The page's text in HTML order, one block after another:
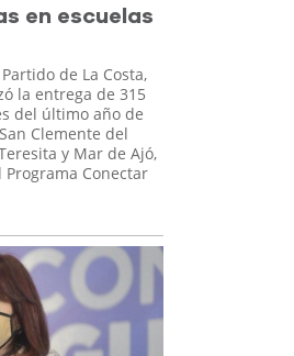
en escuelas
de La Costa,
la entrega de 315
del último año de
Clemente del
y Mar de Ajó,
Conectar